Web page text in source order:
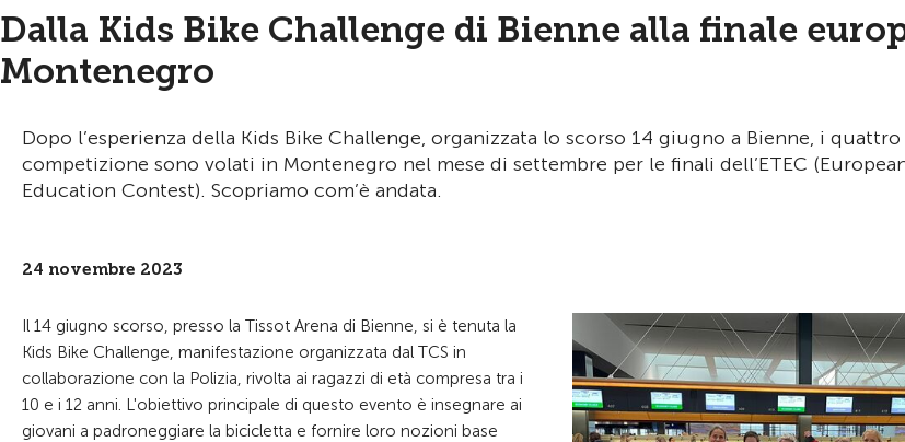
Dalla Kids Bike Challenge di Bienne alla finale
Montenegro
Dopo l’esperienza della Kids Bike Challenge, organizzata lo scorso 14 giugno a Bienne, i
competizione sono volati in Montenegro nel mese di settembre per le finali dell’ETEC
Education Contest). Scopriamo com’è andata.
24 novembre 2023
Il 14 giugno scorso, presso la Tissot Arena di Bienne, si è tenuta la
Kids Bike Challenge, manifestazione organizzata dal TCS in
collaborazione con la Polizia, rivolta ai ragazzi di età compresa tra i
10 e i 12 anni. L'obiettivo principale di questo evento è insegnare ai
giovani a padroneggiare la bicicletta e fornire loro nozioni base